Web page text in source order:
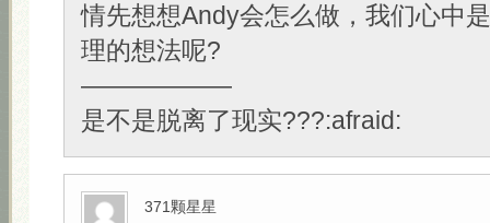
情先想想Andy会怎么做，我们心中
理的想法呢?
——————
是不是脱离了现实???:afraid:
371颗星星